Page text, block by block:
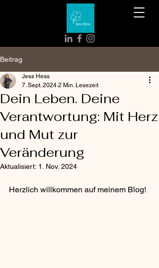
Beitrag
Dein Leben. Deine
Verantwortung: Mit Herz
und Mut zur
Veränderung
Jess Hess
7. Sept. 2024 2 Min. Lesezeit
Aktualisiert: 1. Nov. 2024
Herzlich willkommen auf meinem Blog!